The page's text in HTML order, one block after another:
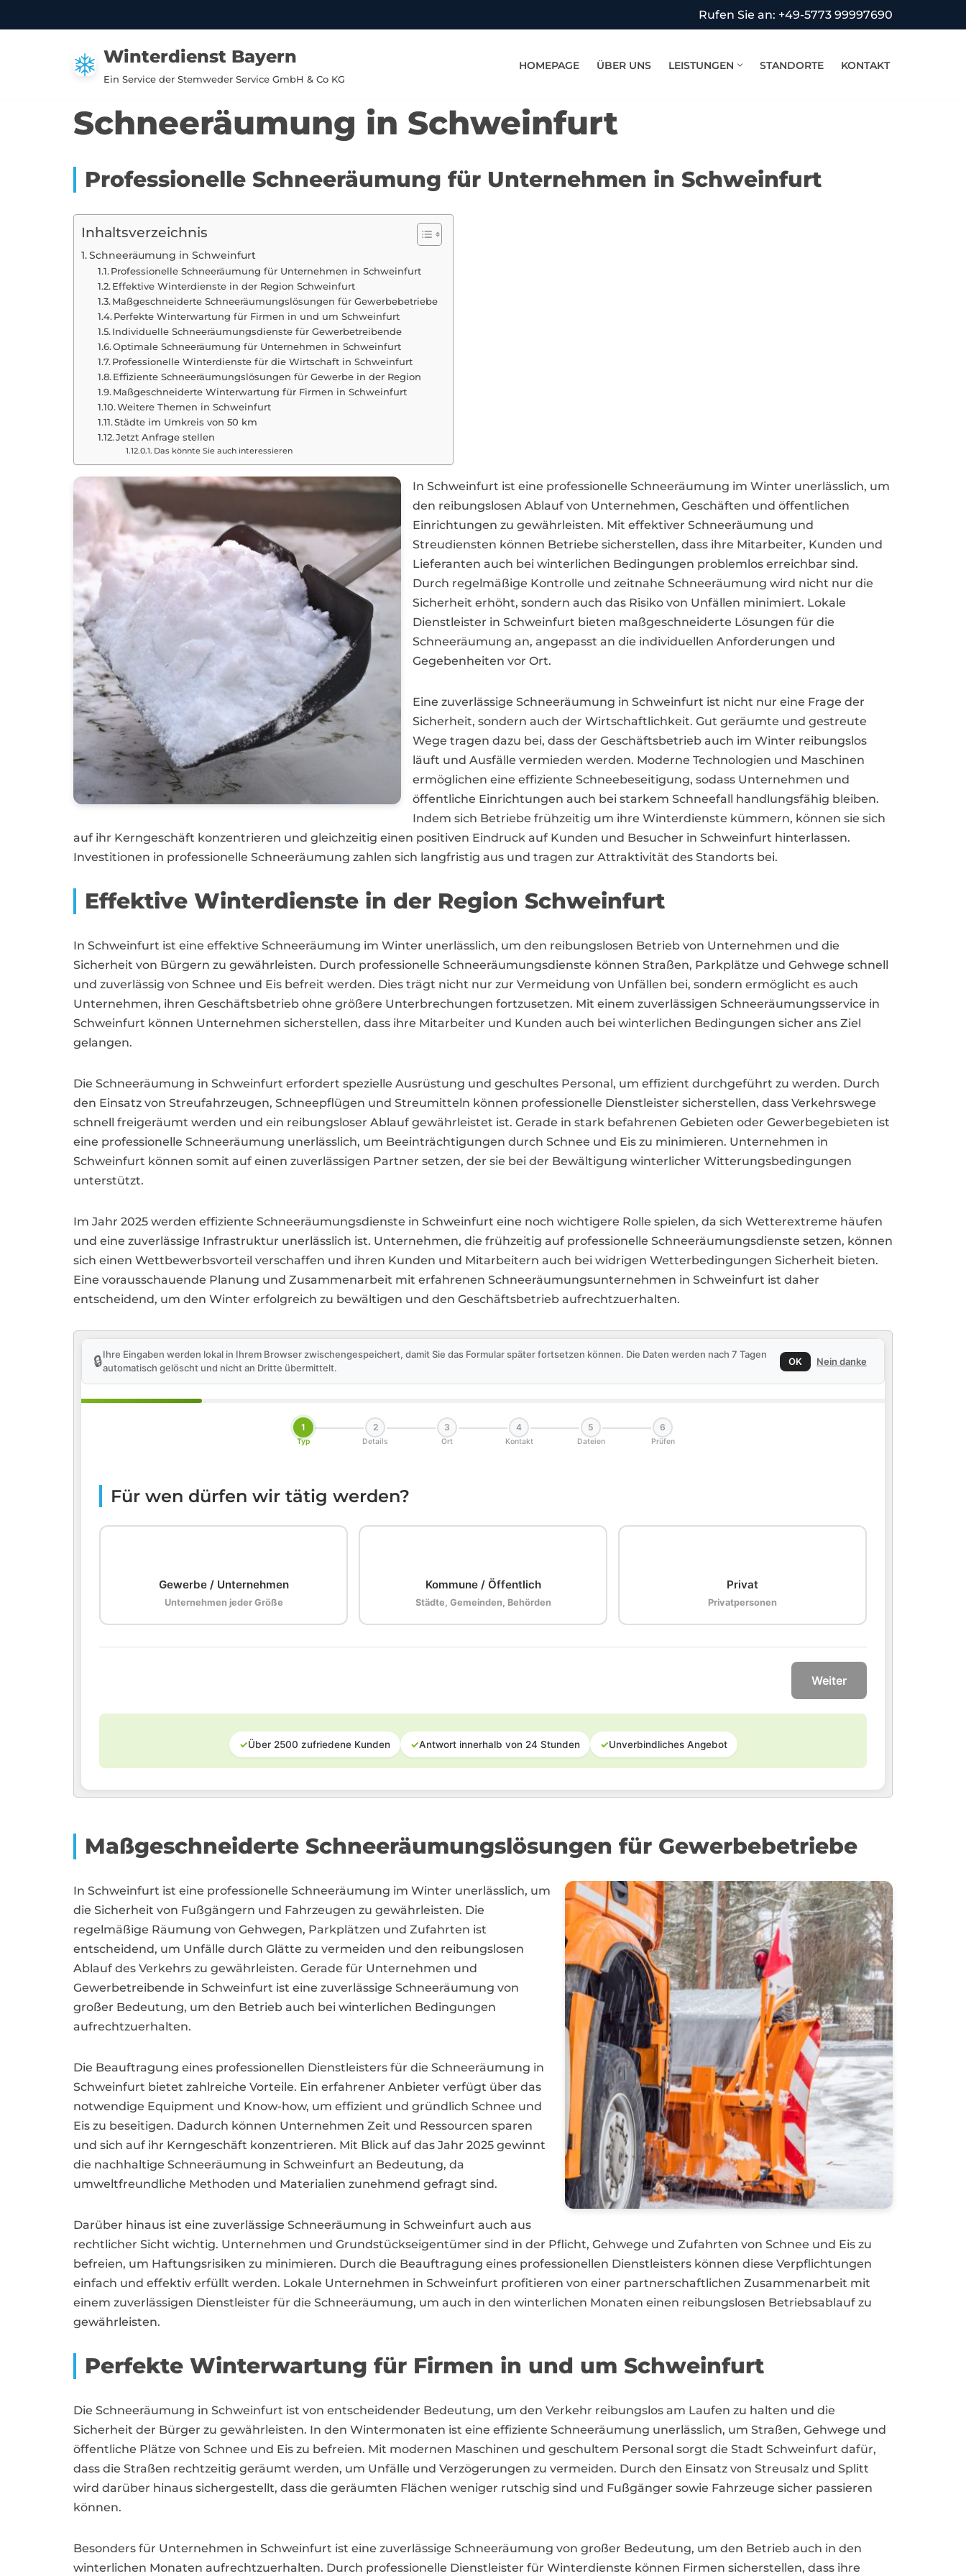
Rufen Sie an: +49-5773 99997690
Winterdienst Bayern
Ein Service der Stemweder Service GmbH & Co KG
HOMEPAGE ÜBER UNS LEISTUNGEN STANDORTE KONTAKT
Schneeräumung in Schweinfurt
Professionelle Schneeräumung für Unternehmen in Schweinfurt
Inhaltsverzeichnis
Schneeräumung in Schweinfurt
Professionelle Schneeräumung für Unternehmen in Schweinfurt
Effektive Winterdienste in der Region Schweinfurt
Maßgeschneiderte Schneeräumungslösungen für Gewerbebetriebe
Perfekte Winterwartung für Firmen in und um Schweinfurt
Individuelle Schneeräumungsdienste für Gewerbetreibende
Optimale Schneeräumung für Unternehmen in Schweinfurt
Professionelle Winterdienste für die Wirtschaft in Schweinfurt
Effiziente Schneeräumungslösungen für Gewerbe in der Region
Maßgeschneiderte Winterwartung für Firmen in Schweinfurt
Weitere Themen in Schweinfurt
Städte im Umkreis von 50 km
Jetzt Anfrage stellen
Das könnte Sie auch interessieren
In Schweinfurt ist eine professionelle Schneeräumung im Winter unerlässlich, um
den reibungslosen Ablauf von Unternehmen, Geschäften und öffentlichen
Einrichtungen zu gewährleisten. Mit effektiver Schneeräumung und
Streudiensten können Betriebe sicherstellen, dass ihre Mitarbeiter, Kunden und
Lieferanten auch bei winterlichen Bedingungen problemlos erreichbar sind.
Durch regelmäßige Kontrolle und zeitnahe Schneeräumung wird nicht nur die
Sicherheit erhöht, sondern auch das Risiko von Unfällen minimiert. Lokale
Dienstleister in Schweinfurt bieten maßgeschneiderte Lösungen für die
Schneeräumung an, angepasst an die individuellen Anforderungen und
Gegebenheiten vor Ort.
Eine zuverlässige Schneeräumung in Schweinfurt ist nicht nur eine Frage der
Sicherheit, sondern auch der Wirtschaftlichkeit. Gut geräumte und gestreute
Wege tragen dazu bei, dass der Geschäftsbetrieb auch im Winter reibungslos
läuft und Ausfälle vermieden werden. Moderne Technologien und Maschinen
ermöglichen eine effiziente Schneebeseitigung, sodass Unternehmen und
öffentliche Einrichtungen auch bei starkem Schneefall handlungsfähig bleiben.
Indem sich Betriebe frühzeitig um ihre Winterdienste kümmern, können sie sich
auf ihr Kerngeschäft konzentrieren und gleichzeitig einen positiven Eindruck auf Kunden und Besucher in Schweinfurt hinterlassen.
Investitionen in professionelle Schneeräumung zahlen sich langfristig aus und tragen zur Attraktivität des Standorts bei.
Effektive Winterdienste in der Region Schweinfurt
In Schweinfurt ist eine effektive Schneeräumung im Winter unerlässlich, um den reibungslosen Betrieb von Unternehmen und die
Sicherheit von Bürgern zu gewährleisten. Durch professionelle Schneeräumungsdienste können Straßen, Parkplätze und Gehwege schnell
und zuverlässig von Schnee und Eis befreit werden. Dies trägt nicht nur zur Vermeidung von Unfällen bei, sondern ermöglicht es auch
Unternehmen, ihren Geschäftsbetrieb ohne größere Unterbrechungen fortzusetzen. Mit einem zuverlässigen Schneeräumungsservice in
Schweinfurt können Unternehmen sicherstellen, dass ihre Mitarbeiter und Kunden auch bei winterlichen Bedingungen sicher ans Ziel
gelangen.
Die Schneeräumung in Schweinfurt erfordert spezielle Ausrüstung und geschultes Personal, um effizient durchgeführt zu werden. Durch
den Einsatz von Streufahrzeugen, Schneepflügen und Streumitteln können professionelle Dienstleister sicherstellen, dass Verkehrswege
schnell freigeräumt werden und ein reibungsloser Ablauf gewährleistet ist. Gerade in stark befahrenen Gebieten oder Gewerbegebieten ist
eine professionelle Schneeräumung unerlässlich, um Beeinträchtigungen durch Schnee und Eis zu minimieren. Unternehmen in
Schweinfurt können somit auf einen zuverlässigen Partner setzen, der sie bei der Bewältigung winterlicher Witterungsbedingungen
unterstützt.
Im Jahr 2025 werden effiziente Schneeräumungsdienste in Schweinfurt eine noch wichtigere Rolle spielen, da sich Wetterextreme häufen
und eine zuverlässige Infrastruktur unerlässlich ist. Unternehmen, die frühzeitig auf professionelle Schneeräumungsdienste setzen, können
sich einen Wettbewerbsvorteil verschaffen und ihren Kunden und Mitarbeitern auch bei widrigen Wetterbedingungen Sicherheit bieten.
Eine vorausschauende Planung und Zusammenarbeit mit erfahrenen Schneeräumungsunternehmen in Schweinfurt ist daher
entscheidend, um den Winter erfolgreich zu bewältigen und den Geschäftsbetrieb aufrechtzuerhalten.
🔒Ihre Eingaben werden lokal in Ihrem Browser zwischengespeichert, damit Sie das Formular später fortsetzen können. Die Daten werden nach 7 Tagen
automatisch gelöscht und nicht an Dritte übermittelt.
OK Nein danke
1
Typ
2
Details
3
Ort
4
Kontakt
5
Dateien
6
Prüfen
Für wen dürfen wir tätig werden?
Gewerbe / Unternehmen
Unternehmen jeder Größe
Kommune / Öffentlich
Städte, Gemeinden, Behörden
Privat
Privatpersonen
Weiter
✓Über 2500 zufriedene Kunden ✓Antwort innerhalb von 24 Stunden ✓Unverbindliches Angebot
Maßgeschneiderte Schneeräumungslösungen für Gewerbebetriebe
In Schweinfurt ist eine professionelle Schneeräumung im Winter unerlässlich, um
die Sicherheit von Fußgängern und Fahrzeugen zu gewährleisten. Die
regelmäßige Räumung von Gehwegen, Parkplätzen und Zufahrten ist
entscheidend, um Unfälle durch Glätte zu vermeiden und den reibungslosen
Ablauf des Verkehrs zu gewährleisten. Gerade für Unternehmen und
Gewerbetreibende in Schweinfurt ist eine zuverlässige Schneeräumung von
großer Bedeutung, um den Betrieb auch bei winterlichen Bedingungen
aufrechtzuerhalten.
Die Beauftragung eines professionellen Dienstleisters für die Schneeräumung in
Schweinfurt bietet zahlreiche Vorteile. Ein erfahrener Anbieter verfügt über das
notwendige Equipment und Know-how, um effizient und gründlich Schnee und
Eis zu beseitigen. Dadurch können Unternehmen Zeit und Ressourcen sparen
und sich auf ihr Kerngeschäft konzentrieren. Mit Blick auf das Jahr 2025 gewinnt
die nachhaltige Schneeräumung in Schweinfurt an Bedeutung, da
umweltfreundliche Methoden und Materialien zunehmend gefragt sind.
Darüber hinaus ist eine zuverlässige Schneeräumung in Schweinfurt auch aus
rechtlicher Sicht wichtig. Unternehmen und Grundstückseigentümer sind in der Pflicht, Gehwege und Zufahrten von Schnee und Eis zu
befreien, um Haftungsrisiken zu minimieren. Durch die Beauftragung eines professionellen Dienstleisters können diese Verpflichtungen
einfach und effektiv erfüllt werden. Lokale Unternehmen in Schweinfurt profitieren von einer partnerschaftlichen Zusammenarbeit mit
einem zuverlässigen Dienstleister für die Schneeräumung, um auch in den winterlichen Monaten einen reibungslosen Betriebsablauf zu
gewährleisten.
Perfekte Winterwartung für Firmen in und um Schweinfurt
Die Schneeräumung in Schweinfurt ist von entscheidender Bedeutung, um den Verkehr reibungslos am Laufen zu halten und die
Sicherheit der Bürger zu gewährleisten. In den Wintermonaten ist eine effiziente Schneeräumung unerlässlich, um Straßen, Gehwege und
öffentliche Plätze von Schnee und Eis zu befreien. Mit modernen Maschinen und geschultem Personal sorgt die Stadt Schweinfurt dafür,
dass die Straßen rechtzeitig geräumt werden, um Unfälle und Verzögerungen zu vermeiden. Durch den Einsatz von Streusalz und Splitt
wird darüber hinaus sichergestellt, dass die geräumten Flächen weniger rutschig sind und Fußgänger sowie Fahrzeuge sicher passieren
können.
Besonders für Unternehmen in Schweinfurt ist eine zuverlässige Schneeräumung von großer Bedeutung, um den Betrieb auch in den
winterlichen Monaten aufrechtzuerhalten. Durch professionelle Dienstleister für Winterdienste können Firmen sicherstellen, dass ihre